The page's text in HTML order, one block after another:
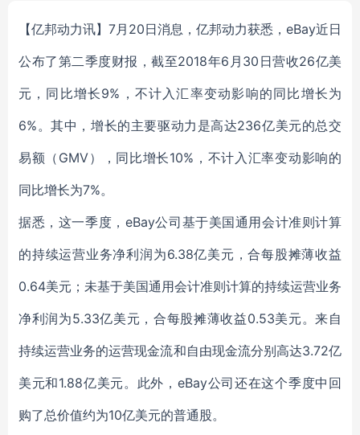
【亿邦动力讯】7月20日消息，亿邦动力获悉，eBay近日
公布了第二季度财报，截至2018年6月30日营收26亿美
元，同比增长9%，不计入汇率变动影响的同比增长为
6%。其中，增长的主要驱动力是高达236亿美元的总交
易额（GMV），同比增长10%，不计入汇率变动影响的
同比增长为7%。
据悉，这一季度，eBay公司基于美国通用会计准则计算
的持续运营业务净利润为6.38亿美元，合每股摊薄收益
0.64美元；未基于美国通用会计准则计算的持续运营业务
净利润为5.33亿美元，合每股摊薄收益0.53美元。来自
持续运营业务的运营现金流和自由现金流分别高达3.72亿
美元和1.88亿美元。此外，eBay公司还在这个季度中回
购了总价值约为10亿美元的普通股。